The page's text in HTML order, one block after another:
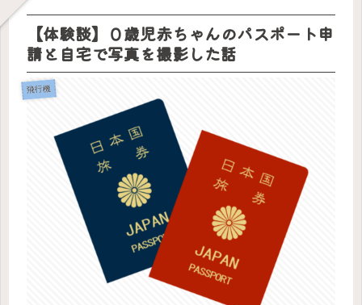
【体験談】０歳児赤ちゃんのパスポート申
請と自宅で写真を撮影した話
飛行機